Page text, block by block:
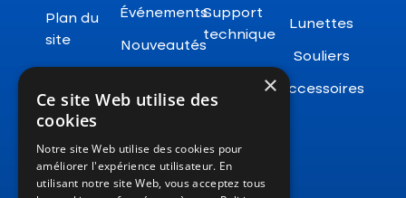
Plan du
site
Retours
Événements
Nouveautés
Support
technique
Lunettes
Souliers
Accessoires
×
Ce site Web utilise des
cookies
Notre site Web utilise des cookies pour
améliorer l'expérience utilisateur. En
utilisant notre site Web, vous acceptez tous